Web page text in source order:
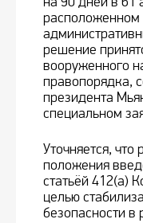
расположенном
решение
вооруженного
правопорядка,
президента
специальном
Уточняется,
положения
статьёй 412(а)
целью
безопасности в